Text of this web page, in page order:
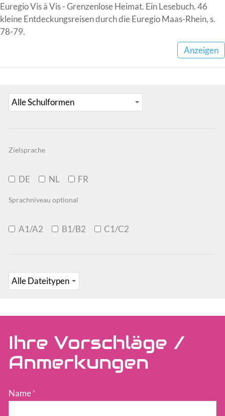
Euregio Vis à Vis - Grenzenlose Heimat. Ein Lesebuch. 46
kleine Entdeckungsreisen durch die Euregio Maas-Rhein, s.
78-79.
Anzeigen
Zielsprache
DE NL FR
Sprachniveau optional
A1/A2 B1/B2 C1/C2
Ihre Vorschläge /
Anmerkungen
Name*